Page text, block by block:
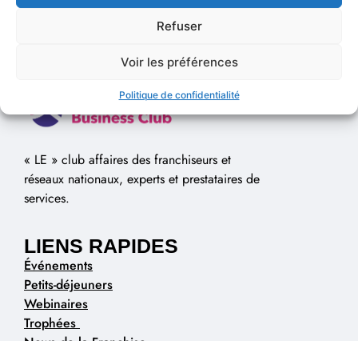
Refuser
Voir les préférences
Politique de confidentialité
« LE » club affaires des franchiseurs et
réseaux nationaux, experts et prestataires de
services.
LIENS RAPIDES
Événements
Petits-déjeuners
Webinaires
Trophées